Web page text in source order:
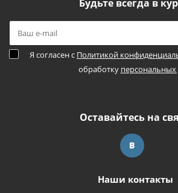
Будьте всегда в
Я согласен с Политикой
обработку
Оставайтесь на
Наши контакты